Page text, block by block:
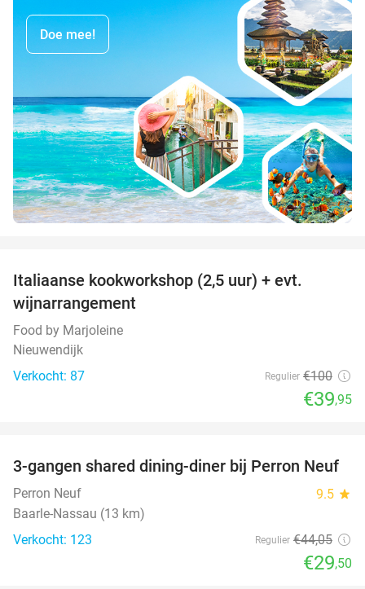
Doe mee!
Italiaanse kookworkshop (2,5 uur) + evt.
wijnarrangement
Food by Marjoleine
Nieuwendijk
Verkocht: 87
Regulier €100
€39,95
33%
3-gangen shared dining-diner bij Perron Neuf
Perron Neuf 9.5 star
Baarle-Nassau (13 km)
Verkocht: 123
Regulier €44,05
€29,50